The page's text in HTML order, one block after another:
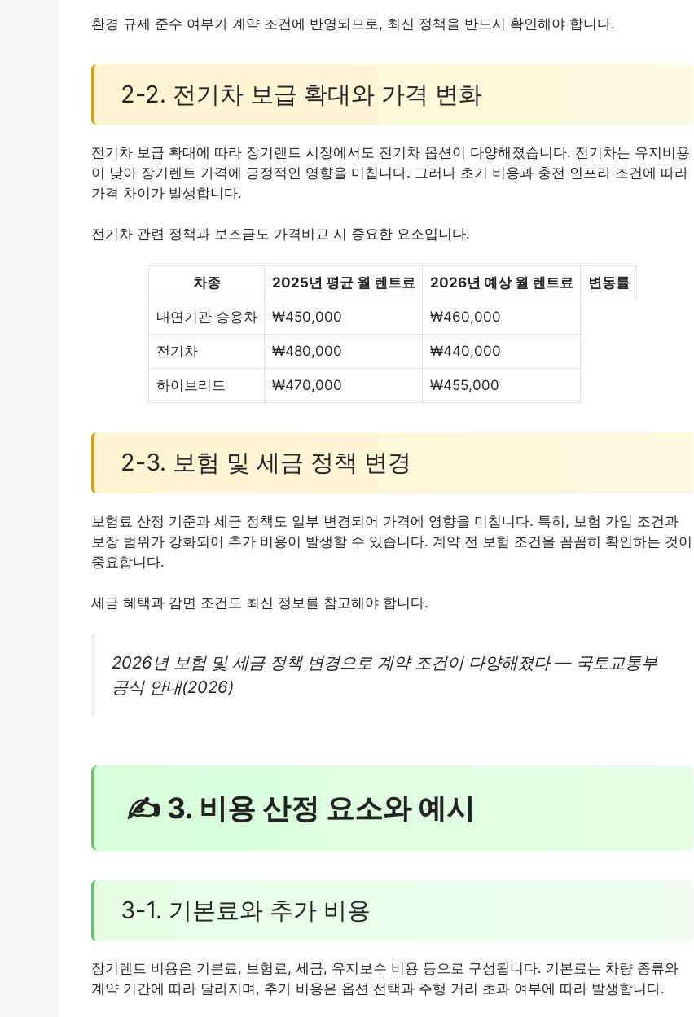
환경 규제 준수 여부가 계약 조건에 반영되므로, 최신 정책을 반드시 확인해야 합니다.
2-2. 전기차 보급 확대와 가격 변화
전기차 보급 확대에 따라 장기렌트 시장에서도 전기차 옵션이 다양해졌습니다. 전기차는 유지비용
이 낮아 장기렌트 가격에 긍정적인 영향을 미칩니다. 그러나 초기 비용과 충전 인프라 조건에 따라
가격 차이가 발생합니다.
전기차 관련 정책과 보조금도 가격비교 시 중요한 요소입니다.
차종 2025년 평균 월 렌트료 2026년 예상 월 렌트료 변동률
내연기관 승용차 ₩450,000 ₩460,000
전기차 ₩480,000 ₩440,000
하이브리드 ₩470,000 ₩455,000
2-3. 보험 및 세금 정책 변경
보험료 산정 기준과 세금 정책도 일부 변경되어 가격에 영향을 미칩니다. 특히, 보험 가입 조건과
보장 범위가 강화되어 추가 비용이 발생할 수 있습니다. 계약 전 보험 조건을 꼼꼼히 확인하는 것이
중요합니다.
세금 혜택과 감면 조건도 최신 정보를 참고해야 합니다.
2026년 보험 및 세금 정책 변경으로 계약 조건이 다양해졌다 — 국토교통부
공식 안내(2026)
✍ 3. 비용 산정 요소와 예시
3-1. 기본료와 추가 비용
장기렌트 비용은 기본료, 보험료, 세금, 유지보수 비용 등으로 구성됩니다. 기본료는 차량 종류와
계약 기간에 따라 달라지며, 추가 비용은 옵션 선택과 주행 거리 초과 여부에 따라 발생합니다.